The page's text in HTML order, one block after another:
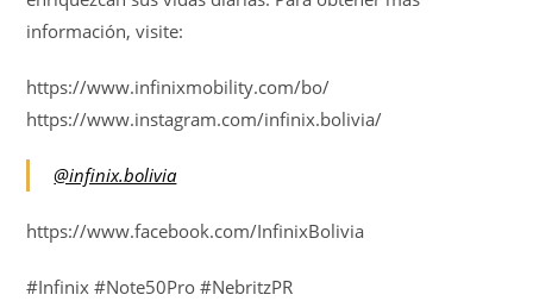
información, visite:
https://www.infinixmobility.com/bo/
https://www.instagram.com/infinix.bolivia/
@infinix.bolivia
https://www.facebook.com/InfinixBolivia
#Infinix #Note50Pro #NebritzPR